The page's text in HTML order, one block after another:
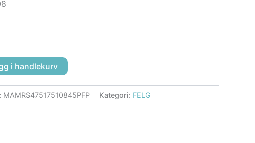
i handlekurv
MAMRS47517510845PFP Kategori: FELG